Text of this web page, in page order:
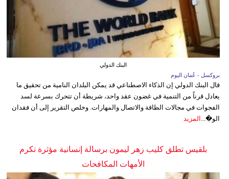
البنك الدولي
بروكسل - عُمان اليوم
قال البنك الدولي إن الذكاء الاصطناعي قد يمكن البلدان النامية من تحقيق ما
يعادل قرناً من التنمية في غضون عقد واحد، شريطة أن تتحرك بسرعة لسد
الفجوات في مجالات الطاقة والاتصال والمهارات. وخلص التقرير إلى أن فقدان
الو�...
المزيد
بلقيس تطلق كليب زهر ليمون برسالة إنسانية مؤثرة تكرم
الأمهات المكافحات